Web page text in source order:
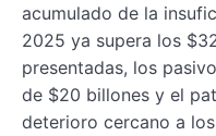
acumulado de la
2025 ya supera los
presentadas, los
de $20 billones y el
deterioro cercano a